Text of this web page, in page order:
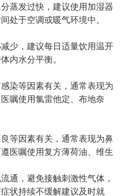
蒸发过快，建议使用加湿器
处于空调或暖气环境中。
少，建议每日适量饮用温开
内水分平衡。
染等因素有关，通常表现为
嘱使用氯雷他定、布地奈
等因素有关，通常表现为鼻
医嘱使用复方薄荷油、维生
通，避免接触刺激性气体，
状持续不缓解建议及时就